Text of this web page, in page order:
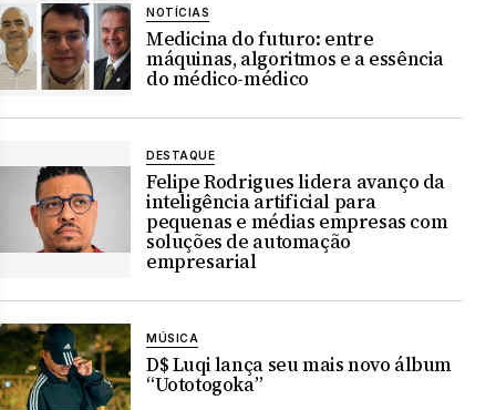
NOTÍCIAS
Medicina do futuro: entre
máquinas, algoritmos e a essência
do médico-médico
DESTAQUE
Felipe Rodrigues lidera avanço da
inteligência artificial para
pequenas e médias empresas com
soluções de automação
empresarial
MÚSICA
D$ Luqi lança seu mais novo álbum
“Uototogoka”